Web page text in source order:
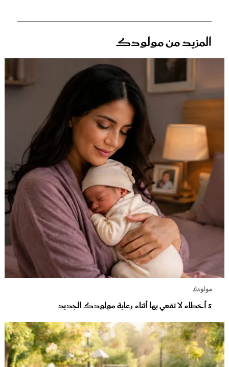
المزيد من مولودك
مولودك
5 أخطاء لا تقعي بها أثناء رعاية مولودك الجديد